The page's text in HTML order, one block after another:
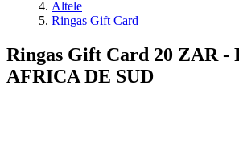
Altele
Ringas Gift Card
Ringas Gift Card 20 ZAR -
AFRICA DE SUD